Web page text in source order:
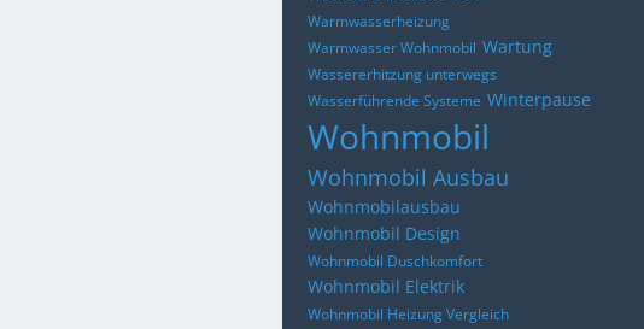
Warmwasserheizung
Warmwasser Wohnmobil Wartung
Wassererhitzung unterwegs
Wasserführende Systeme Winterpause
Wohnmobil
Wohnmobil Ausbau
Wohnmobilausbau
Wohnmobil Design
Wohnmobil Duschkomfort
Wohnmobil Elektrik
Wohnmobil Heizung Vergleich